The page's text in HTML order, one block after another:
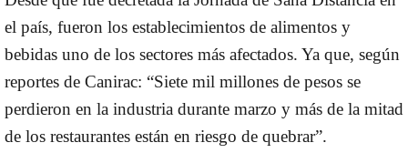
el país, fueron los establecimientos de alimentos y
bebidas uno de los sectores más afectados. Ya que, según
reportes de Canirac: “Siete mil millones de pesos se
perdieron en la industria durante marzo y más de la mitad
de los restaurantes están en riesgo de quebrar”.